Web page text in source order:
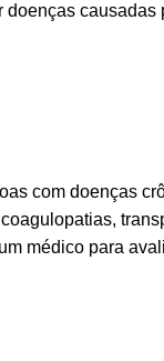
causadas
com doenças
médico para